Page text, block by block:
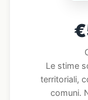
Le stime
territoriali,
comuni.